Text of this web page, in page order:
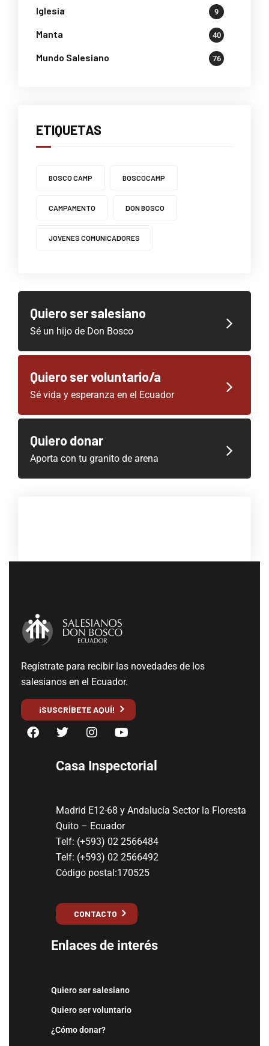
Iglesia 9
Manta 40
Mundo Salesiano 76
ETIQUETAS
BOSCO CAMP BOSCOCAMP
CAMPAMENTO DON BOSCO
JOVENES COMUNICADORES
Quiero ser salesiano
Sé un hijo de Don Bosco
Quiero ser voluntario/a
Sé vida y esperanza en el Ecuador
Quiero donar
Aporta con tu granito de arena
Regístrate para recibir las novedades de los
salesianos en el Ecuador.
¡SUSCRÍBETE AQUÍ!
Casa Inspectorial
Madrid E12-68 y Andalucía Sector la Floresta
Quito – Ecuador
Telf: (+593) 02 2566484
Telf: (+593) 02 2566492
Código postal:170525
CONTACTO
Enlaces de interés
Quiero ser salesiano
Quiero ser voluntario
¿Cómo donar?